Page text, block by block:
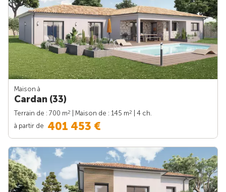
Maison à
Cardan (33)
Terrain de : 700 m2 | Maison de : 145 m2
| 4 ch.
à partir de 401 453 €